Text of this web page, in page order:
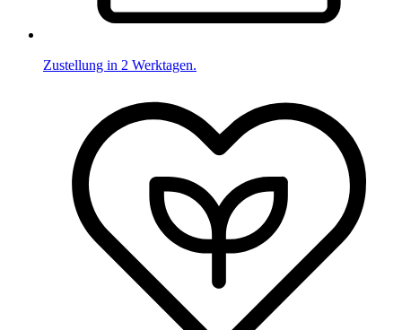
Zustellung in 2 Werktagen.